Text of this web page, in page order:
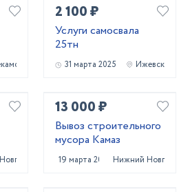
2 100 ₽
Услуги самосвала
25тн
31 марта 2025 Ижевск
13 000 ₽
Вывоз строительного
мусора Камаз
19 марта 2025 Нижний Новгород